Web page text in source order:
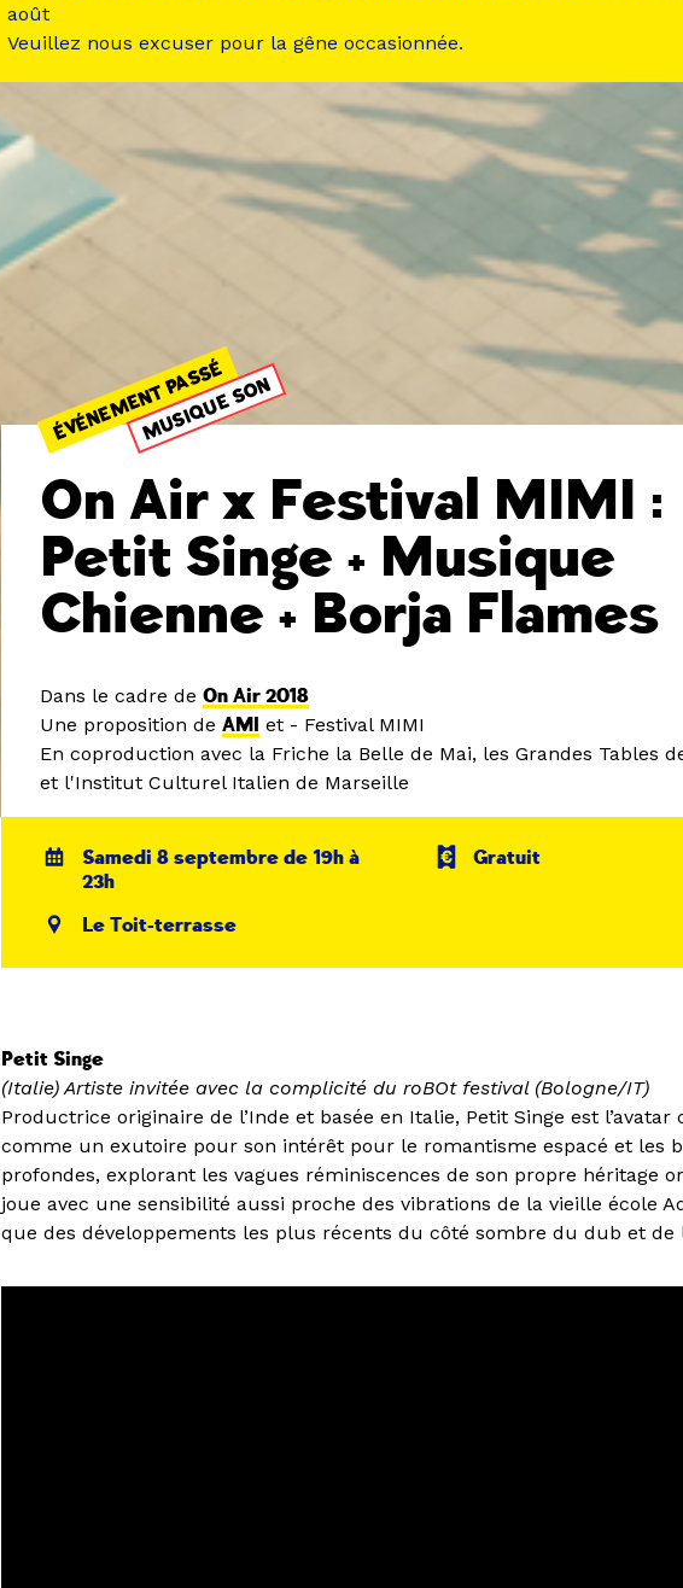
ÉVÉNEMENT PASSÉ
MUSIQUE SON
On Air x Festival MIMI :
Petit Singe + Musique
Chienne + Borja Flames
Dans le cadre deOn Air 2018
Une proposition deAMI et - Festival MIMI
En coproduction avec la Friche la Belle de Mai, les Grandes Tables
et l'Institut Culturel Italien de Marseille
Samedi 8 septembre de 19h à
23h
Gratuit
Le Toit-terrasse
Petit Singe
(Italie) Artiste invitée avec la complicité du roBOt festival (Bologne/IT)
Productrice originaire de l’Inde et basée en Italie, Petit Singe est l’avatar
comme un exutoire pour son intérêt pour le romantisme espacé et les
profondes, explorant les vagues réminiscences de son propre héritage
joue avec une sensibilité aussi proche des vibrations de la vieille école
que des développements les plus récents du côté sombre du dub et de
août
Veuillez nous excuser pour la gêne occasionnée.